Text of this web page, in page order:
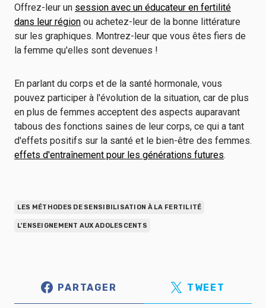
Offrez-leur un session avec un éducateur en fertilité
dans leur région ou achetez-leur de la bonne littérature
sur les graphiques. Montrez-leur que vous êtes fiers de
la femme qu'elles sont devenues !
En parlant du corps et de la santé hormonale, vous
pouvez participer à l'évolution de la situation, car de plus
en plus de femmes acceptent des aspects auparavant
tabous des fonctions saines de leur corps, ce qui a tant
d'effets positifs sur la santé et le bien-être des femmes.
effets d'entraînement pour les générations futures.
LES MÉTHODES DE SENSIBILISATION À LA FERTILITÉ
L'ENSEIGNEMENT AUX ADOLESCENTS
PARTAGER TWEET